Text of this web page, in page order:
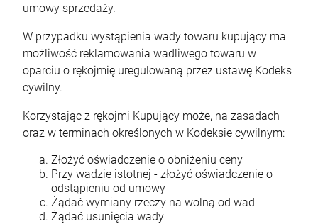
umowy sprzedaży.
W przypadku wystąpienia wady towaru kupujący ma
możliwość reklamowania wadliwego towaru w
oparciu o rękojmię uregulowaną przez ustawę Kodeks
cywilny.
Korzystając z rękojmi Kupujący może, na zasadach
oraz w terminach określonych w Kodeksie cywilnym:
Złożyć oświadczenie o obniżeniu ceny
Przy wadzie istotnej - złożyć oświadczenie o
odstąpieniu od umowy
Żądać wymiany rzeczy na wolną od wad
Żądać usunięcia wady